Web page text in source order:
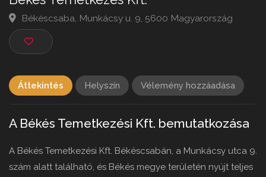
Békés Temetkezés Kft.
Békéscsaba, Munkácsy u. 9, 5600 Magyarország
Áttekintés Helyszín Vélemény hozzáadása
A Békés Temetkezési Kft. bemutatkozása
A Békés Temetkezési Kft. Békéscsabán, a Munkácsy utca 9.
szám alatt található, és Békés megye területén nyújt teljes